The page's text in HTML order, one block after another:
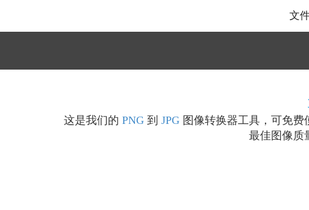
文
这是我们的 PNG 到 JPG 图像转换器工具，可免费
最佳图像质